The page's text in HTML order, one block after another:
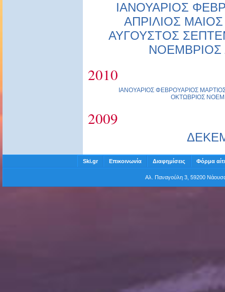
ΙΑΝΟΥΑΡΙΟΣ
ΑΠΡΙΛΙΟΣ ΜΑΙΟΣ
ΑΥΓΟΥΣΤΟΣ
ΝΟΕΜΒΡΙΟΣ
2010
ΙΑΝΟΥΑΡΙΟΣ ΦΕΒΡΟΥΑΡΙΟΣ
ΟΚΤΩΒΡΙΟΣ
2009
Ski.gr Επικοινωνία Διαφημίσεις Φόρμα
Αλ. Παναγούλη 3, 59200